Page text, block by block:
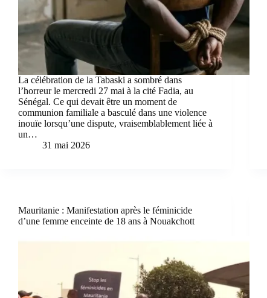
La célébration de la Tabaski a sombré dans
l’horreur le mercredi 27 mai à la cité Fadia, au
Sénégal. Ce qui devait être un moment de
communion familiale a basculé dans une violence
inouïe lorsqu’une dispute, vraisemblablement liée à
un…
31 mai 2026
Mauritanie : Manifestation après le féminicide
d’une femme enceinte de 18 ans à Nouakchott